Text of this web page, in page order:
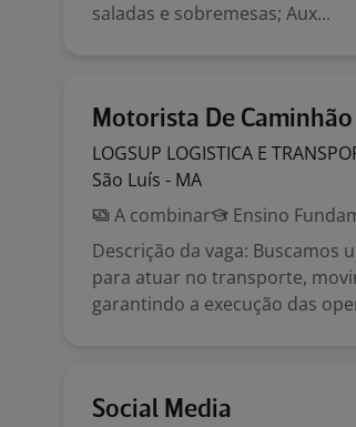
saladas e sobremesas; Aux...
Motorista De
LOGSUP LOGISTICA E
São Luís - MA
A combinar
Ensino
Descrição da vaga: Buscamos
para atuar no transporte,
garantindo a execução das
Social Media